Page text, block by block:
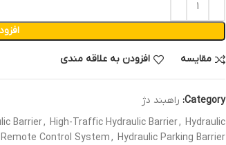
مقایسه افزودن به علاقه مندی
Category: راهبند دژ
Barrier, High-Traffic Hydraulic Barrier, Hydraulic
Control System, Hydraulic Parking Barrier